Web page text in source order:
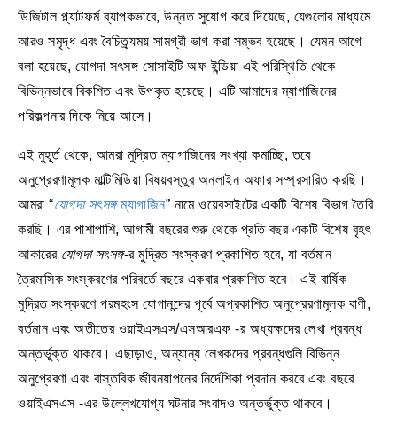
ডিজিটাল প্ল্যাটফর্ম ব্যাপকভাবে, উন্নত সুযোগ করে দিয়েছে, যেগুলোর মাধ্যমে
আরও সমৃদ্ধ এবং বৈচিত্র্যময় সামগ্রী ভাগ করা সম্ভব হয়েছে। যেমন আগে
বলা হয়েছে, যোগদা সৎসঙ্গ সোসাইটি অফ ইন্ডিয়া এই পরিস্থিতি থেকে
বিভিন্নভাবে বিকশিত এবং উপকৃত হয়েছে। এটি আমাদের ম্যাগাজিনের
পরিকল্পনার দিকে নিয়ে আসে।
এই মুহূর্ত থেকে, আমরা মুদ্রিত ম্যাগাজিনের সংখ্যা কমাচ্ছি, তবে
অনুপ্রেরণামূলক মাল্টিমিডিয়া বিষয়বস্তুর অনলাইন অফার সম্প্রসারিত করছি।
আমরা “যোগদা সৎসঙ্গম্যাগাজিন” নামে ওয়েবসাইটের একটি বিশেষ বিভাগ তৈরি
করছি। এর পাশাপাশি, আগামী বছরের শুরু থেকে প্রতি বছর একটি বিশেষ বৃহৎ
আকারের যোগদা সৎসঙ্গ-র মুদ্রিত সংস্করণ প্রকাশিত হবে, যা বর্তমান
ত্রৈমাসিক সংস্করণের পরিবর্তে বছরে একবার প্রকাশিত হবে। এই বার্ষিক
মুদ্রিত সংস্করণে পরমহংস যোগানন্দের পূর্বে অপ্রকাশিত অনুপ্রেরণামূলক বাণী,
বর্তমান এবং অতীতের ওয়াইএসএস/এসআরএফ -র অধ্যক্ষদের লেখা প্রবন্ধ
অন্তর্ভুক্ত থাকবে। এছাড়াও, অন্যান্য লেখকদের প্রবন্ধগুলি বিভিন্ন
অনুপ্রেরণা এবং বাস্তবিক জীবনযাপনের নির্দেশিকা প্রদান করবে এবং বছরে
ওয়াইএসএস -এর উল্লেখযোগ্য ঘটনার সংবাদও অন্তর্ভুক্ত থাকবে।